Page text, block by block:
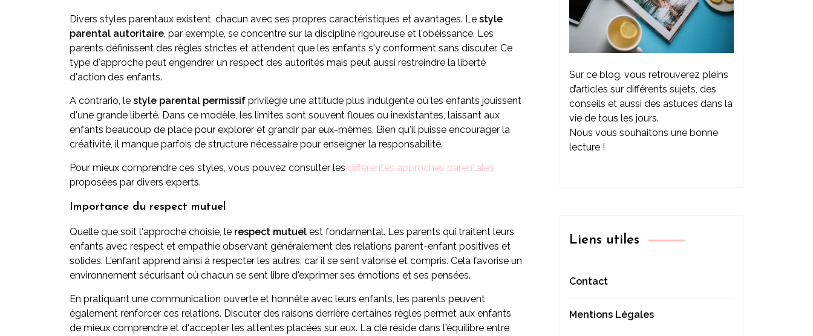
Divers styles parentaux existent, chacun avec ses propres caractéristiques et avantages. Le style
parental autoritaire, par exemple, se concentre sur la discipline rigoureuse et l'obéissance. Les
parents définissent des règles strictes et attendent que les enfants s'y conforment sans discuter. Ce
type d'approche peut engendrer un respect des autorités mais peut aussi restreindre la liberté
d'action des enfants.
A contrario, le style parental permissif privilégie une attitude plus indulgente où les enfants jouissent
d'une grande liberté. Dans ce modèle, les limites sont souvent floues ou inexistantes, laissant aux
enfants beaucoup de place pour explorer et grandir par eux-mêmes. Bien qu'il puisse encourager la
créativité, il manque parfois de structure nécessaire pour enseigner la responsabilité.
Pour mieux comprendre ces styles, vous pouvez consulter les différentes approches parentales
proposées par divers experts.
Importance du respect mutuel
Quelle que soit l'approche choisie, le respect mutuel est fondamental. Les parents qui traitent leurs
enfants avec respect et empathie observant généralement des relations parent-enfant positives et
solides. L'enfant apprend ainsi à respecter les autres, car il se sent valorisé et compris. Cela favorise un
environnement sécurisant où chacun se sent libre d'exprimer ses émotions et ses pensées.
En pratiquant une communication ouverte et honnête avec leurs enfants, les parents peuvent
également renforcer ces relations. Discuter des raisons derrière certaines règles permet aux enfants
de mieux comprendre et d'accepter les attentes placées sur eux. La clé réside dans l'équilibre entre
Sur ce blog, vous retrouverez pleins
d’articles sur différents sujets, des
conseils et aussi des astuces dans la
vie de tous les jours.
Nous vous souhaitons une bonne
lecture !
Liens utiles
Contact
Mentions Légales